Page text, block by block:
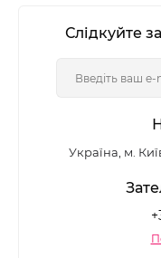
Слідкуйте
Україна, м.